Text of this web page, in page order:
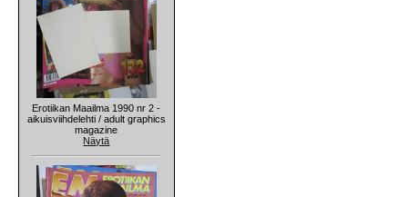
Erotiikan Maailma 1990 nr 2 -
aikuisviihdelehti / adult graphics
magazine
Näytä